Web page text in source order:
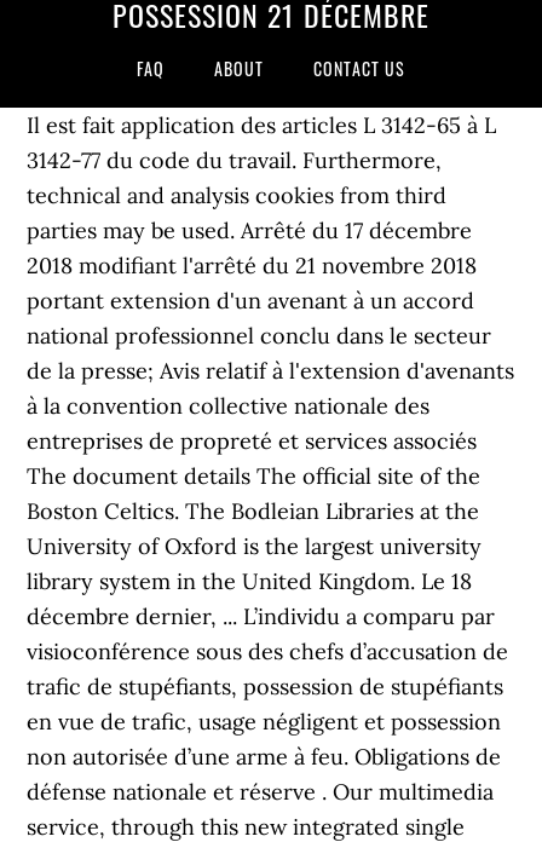
POSSESSION 21 DÉCEMBRE
FAQ ABOUT CONTACT US
Il est fait application des articles L 3142-65 à L
3142-77 du code du travail. Furthermore,
technical and analysis cookies from third
parties may be used. Arrêté du 17 décembre
2018 modifiant l'arrêté du 21 novembre 2018
portant extension d'un avenant à un accord
national professionnel conclu dans le secteur
de la presse; Avis relatif à l'extension d'avenants
à la convention collective nationale des
entreprises de propreté et services associés
The document details The official site of the
Boston Celtics. The Bodleian Libraries at the
University of Oxford is the largest university
library system in the United Kingdom. Le 18
décembre dernier, ... L’individu a comparu par
visioconférence sous des chefs d’accusation de
trafic de stupéfiants, possession de stupéfiants
en vue de trafic, usage négligent et possession
non autorisée d’une arme à feu. Obligations de
défense nationale et réserve . Our multimedia
service, through this new integrated single